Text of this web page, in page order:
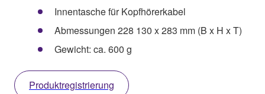
Innentasche für Kopfhörerkabel
Abmessungen 228 130 x 283 mm (B x H x T)
Gewicht: ca. 600 g
Produktregistrierung